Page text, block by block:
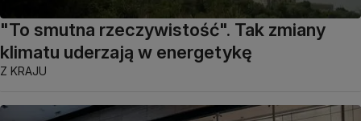
"To smutna rzeczywistość". Tak zmiany
klimatu uderzają w energetykę
Z KRAJU